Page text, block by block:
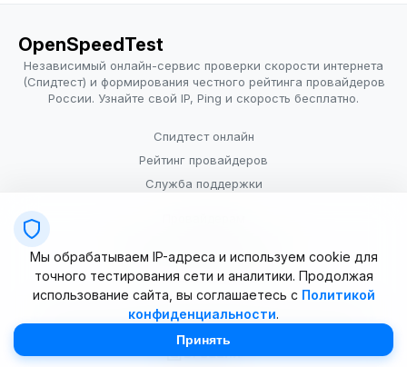
OpenSpeedTest
Независимый онлайн-сервис проверки скорости интернета
(Спидтест) и формирования честного рейтинга провайдеров
России. Узнайте свой IP, Ping и скорость бесплатно.
Спидтест онлайн
Рейтинг провайдеров
Служба поддержки
Условия использования
© 2025–2026 OpenSpeedTest (ИП Долматова В.В.). Все права
Мы обрабатываем IP-адреса и используем cookie для
точного тестирования сети и аналитики. Продолжая
использование сайта, вы соглашаетесь с Политикой
конфиденциальности.
Принять